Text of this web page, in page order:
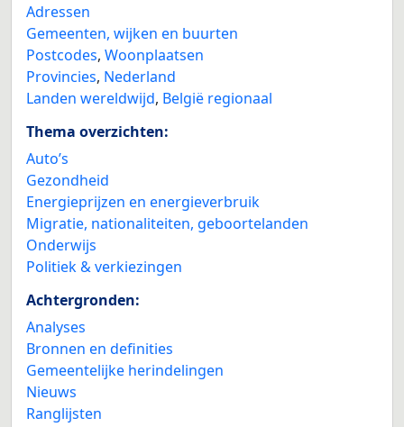
Adressen
Gemeenten, wijken en buurten
Postcodes, Woonplaatsen
Provincies, Nederland
Landen wereldwijd, België regionaal
Thema overzichten:
Auto’s
Gezondheid
Energieprijzen en energieverbruik
Migratie, nationaliteiten, geboortelanden
Onderwijs
Politiek & verkiezingen
Achtergronden:
Analyses
Bronnen en definities
Gemeentelijke herindelingen
Nieuws
Ranglijsten